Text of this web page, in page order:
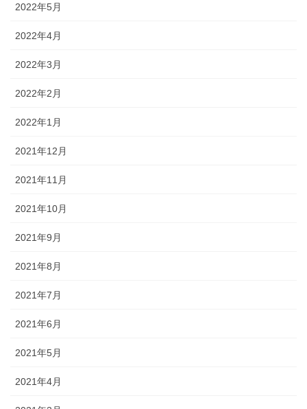
2022年5月
2022年4月
2022年3月
2022年2月
2022年1月
2021年12月
2021年11月
2021年10月
2021年9月
2021年8月
2021年7月
2021年6月
2021年5月
2021年4月